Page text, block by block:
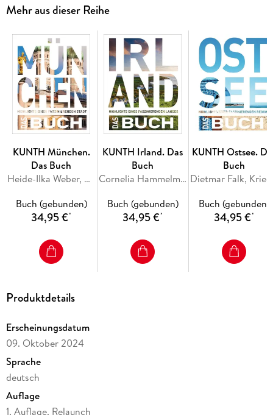
+ Bildband mit ausdrucksstarken Fotografien
+ informative Texte zu Kultur, Sehenswürdigkeiten und
Highlights
+ Wissenswertes zu Stadtbewohnern sowie spannende
Hintergrundinformationen in Themenkästen und auf
Themenseiten
+ Inspiration für die Reise
Das KUNTH BERLIN BUCH lädt zu einer faszinierenden Reise
durch die Stadt ein und offenbart deren ganze
Vielschichtigkeit in brillanten Farbbildern und informativen
Texten.
Inhaltsverzeichnis
Pariser Platz 20
Brandenburger Tor 22
DZ-Bank-Gebäude 24
Das Adlon 28
Humboldt-Universität 32
Brüder Humboldt 33
Jacob-und-Wilhelm-Grimm-Zentrum 34
Neue Wache 36
Zeughaus, Deutsches Historisches Museum 38
Bebelplatz, Alte Bibliothek, Hedwigskathedrale 40
Deutsche Staatsoper 42
Mehr aus dieser Reihe
KUNTH München.
Das Buch
Heide-Ilka Weber, Stefanie Schuhmacher
Buch (gebunden)
34,95 €*
KUNTH Irland. Das
Buch
Cornelia Hammelmann, Anke Benstem, Robert Fischer, Stefan Jordan, Gerhard von Kapff
Buch (gebunden)
34,95 €*
KUNTH Ostsee.
Buch
Buch (gebunden)
34,95 €*
Produktdetails
Erscheinungsdatum
09. Oktober 2024
Sprache
deutsch
Auflage
1. Auflage, Relaunch